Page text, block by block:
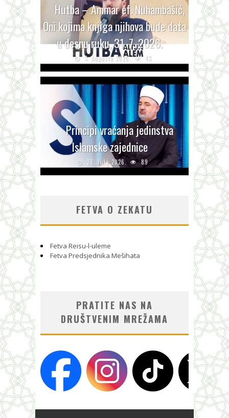
Hutba – Ammar ef. Nuhambašić,
Oni kojima knjiga njihova bude data
u desnu ruku, 31. 7. 2026.
3. Augusta 2026. 43
Principi vraćanja jedinstva
Islamske zajednice
28. Jula 2026. 89
FETVA O ZEKATU
Fetva Reisu-l-uleme
Fetva Predsjednika Mešihata
PRATITE NAS NA
DRUŠTVENIM MREŽAMA